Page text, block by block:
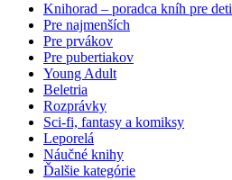
Knihorad – poradca kníh pre deti
Pre najmenších
Pre prvákov
Pre pubertiakov
Young Adult
Beletria
Rozprávky
Sci-fi, fantasy a komiksy
Leporelá
Náučné knihy
Ďalšie kategórie